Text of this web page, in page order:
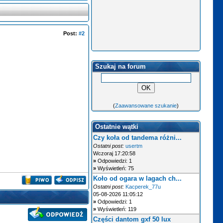
Post:#2
Szukaj na forum
(Zaawansowane szukanie)
Ostatnie wątki
Czy koła od tandema różni...
Ostatni post: usertm
Wczoraj 17:20:58
»Odpowiedzi: 1
»Wyświetleń: 75
Koło od ogara w lagach ch...
Ostatni post: Kacperek_77u
05-08-2026 11:05:12
»Odpowiedzi: 1
»Wyświetleń: 119
Części dantom gxf 50 lux